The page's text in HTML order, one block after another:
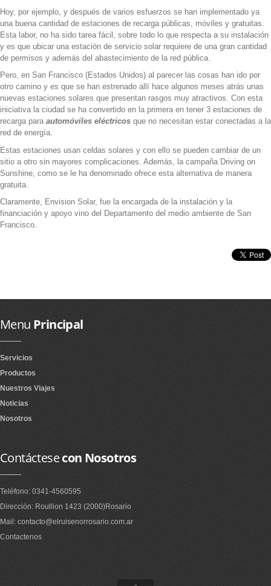
Hoy, por ejemplo, y después de varios esfuerzos se han implementado ya
una buena cantidad de estaciones de recarga públicas, móviles y gratuitas.
Esta labor, no ha sido tarea fácil, sobre todo lo que respecta a su instalación
y es que ubicar una estación de servicio solar requiere de una gran cantidad
de permisos y además del abastecimiento de la red pública.
Pero, en San Francisco (Estados Unidos) al parecer las cosas han ido por
otro camino y es que se han estrenado allí hace algunos meses atrás unas
nuevas estaciones solares que presentan rasgos muy atractivos. Con esta
iniciativa la ciudad se ha convertido en la primera en tener 3 estaciones de
recarga para automóviles eléctricos que no necesitan estar conectadas a la
red de energía.
Estas estaciones usan celdas solares y con ello se pueden cambiar de un
sitio a otro sin mayores complicaciones. Además, la campaña Driving on
Sunshine, como se le ha denominado ofrece esta alternativa de manera
gratuita.
Claramente, Envision Solar, fue la encargada de la instalación y la
financiación y apoyo vino del Departamento del medio ambiente de San
Francisco.
Menu Principal
Servicios
Productos
Nuestros Viajes
Noticias
Nosotros
Contáctesecon Nosotros
Teléfono: 0341-4560595
Dirección: Roullion 1423 (2000)Rosario
Mail: contacto@elruisenorrosario.com.ar
Contactenos